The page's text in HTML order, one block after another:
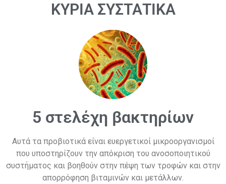
ΚΥΡΙΑ ΣΥΣΤΑΤΙΚΑ
5 στελέχη βακτηρίων
Αυτά τα προβιοτικά είναι ευεργετικοί μικροοργανισμοί
που υποστηρίζουν την απόκριση του ανοσοποιητικού
συστήματος και βοηθούν στην πέψη των τροφών και στην
απορρόφηση βιταμινών και μετάλλων.